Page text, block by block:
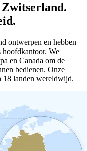
ontwerpen en hebben
hoofdkantoor. We
en Canada om de
bedienen. Onze
18 landen wereldwijd.